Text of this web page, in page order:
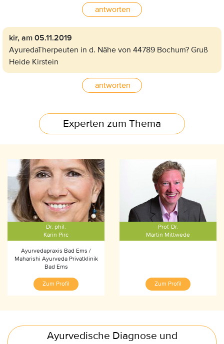
antworten
kir, am 05.11.2019
AyuredaTherpeuten in d. Nähe von 44789 Bochum? Gruß
Heide Kirstein
antworten
Experten zum Thema
Dr. phil.
Karin Pirc
Ayurvedapraxis Bad Ems /
Maharishi Ayurveda Privatklinik
Bad Ems
Zum Profil
Prof. Dr.
Martin Mittwede
Zum Profil
Ayurvedische Diagnose und